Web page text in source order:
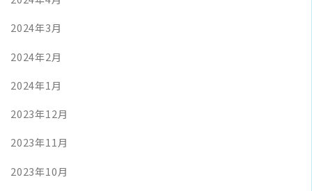
2024年3月
2024年2月
2024年1月
2023年12月
2023年11月
2023年10月